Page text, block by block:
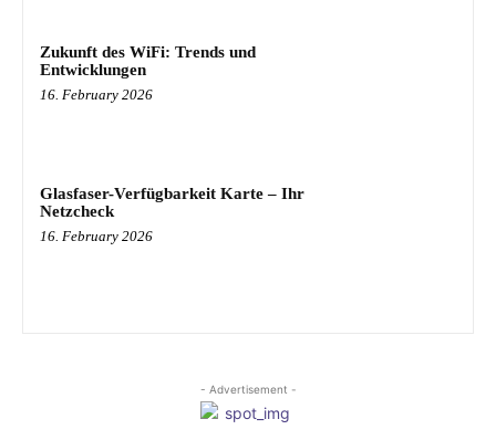
Zukunft des WiFi: Trends und
Entwicklungen
16. February 2026
Glasfaser-Verfügbarkeit Karte – Ihr
Netzcheck
16. February 2026
- Advertisement -